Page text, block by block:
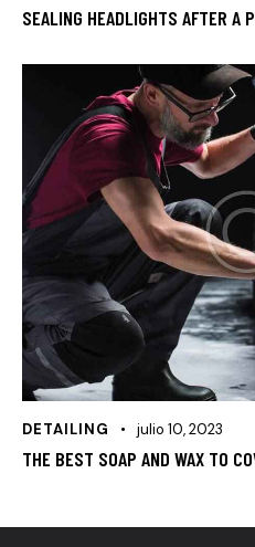
SEALING HEADLIGHTS AFTER A
DETAILING julio 10, 2023
THE BEST SOAP AND WAX TO